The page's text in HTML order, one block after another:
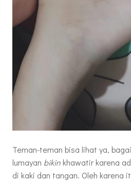
Teman-teman bisa lihat ya,
lumayan bikin khawatir karena
di kaki dan tangan. Oleh karena